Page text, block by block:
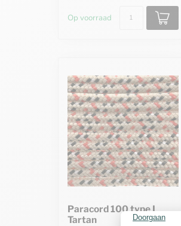
Op voorraad
Paracord 100 type I
Tartan